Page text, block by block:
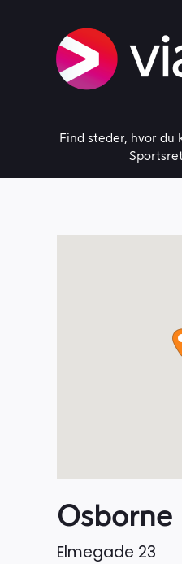
Find steder, hvor du
Osborne
Elmegade 23